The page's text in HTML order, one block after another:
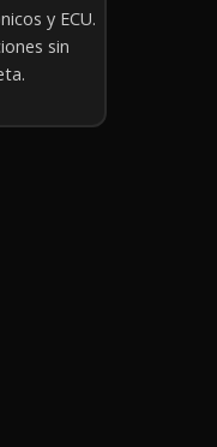
y ECU.
sin